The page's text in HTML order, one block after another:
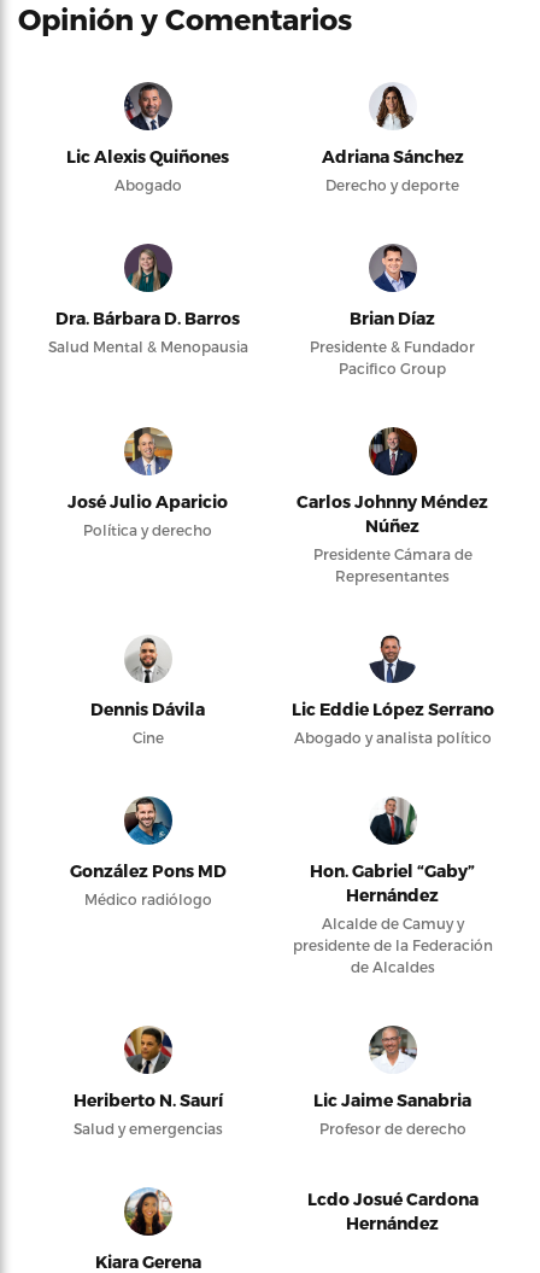
Opinión y Comentarios
Lic Alexis Quiñones
Abogado
Adriana Sánchez
Derecho y deporte
Dra. Bárbara D. Barros
Salud Mental & Menopausia
Brian Díaz
Presidente & Fundador
Pacifico Group
José Julio Aparicio
Política y derecho
Carlos Johnny Méndez
Núñez
Presidente Cámara de
Representantes
Dennis Dávila
Cine
Lic Eddie López Serrano
Abogado y analista político
González Pons MD
Médico radiólogo
Hon. Gabriel “Gaby”
Hernández
Alcalde de Camuy y
presidente de la Federación
de Alcaldes
Heriberto N. Saurí
Salud y emergencias
Lic Jaime Sanabria
Profesor de derecho
Kiara Gerena
Lcdo Josué Cardona
Hernández